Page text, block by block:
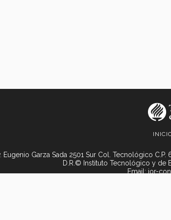
Eugenio Garza Sada 2501 Sur Col. Tecnológico
D.R.© Instituto Tecnológico y de
Email:ior-